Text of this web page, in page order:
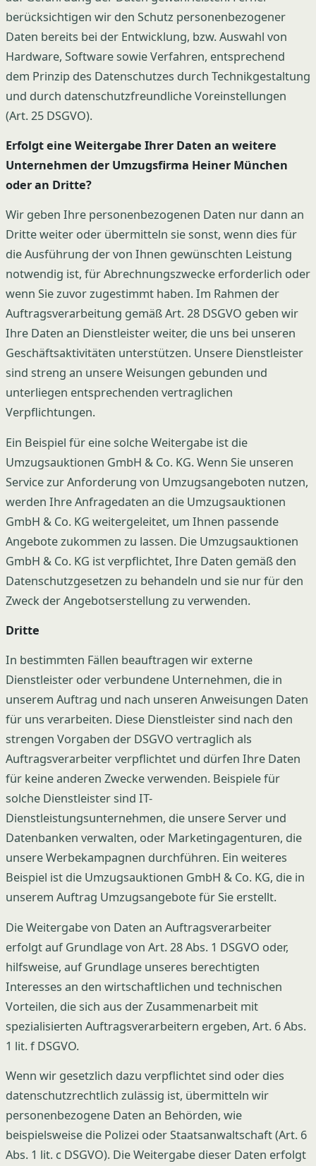
berücksichtigen wir den Schutz personenbezogener
Daten bereits bei der Entwicklung, bzw. Auswahl von
Hardware, Software sowie Verfahren, entsprechend
dem Prinzip des Datenschutzes durch Technikgestaltung
und durch datenschutzfreundliche Voreinstellungen
(Art. 25 DSGVO).
Erfolgt eine Weitergabe Ihrer Daten an weitere
Unternehmen der Umzugsfirma Heiner München
oder an Dritte?
Wir geben Ihre personenbezogenen Daten nur dann an
Dritte weiter oder übermitteln sie sonst, wenn dies für
die Ausführung der von Ihnen gewünschten Leistung
notwendig ist, für Abrechnungszwecke erforderlich oder
wenn Sie zuvor zugestimmt haben. Im Rahmen der
Auftragsverarbeitung gemäß Art. 28 DSGVO geben wir
Ihre Daten an Dienstleister weiter, die uns bei unseren
Geschäftsaktivitäten unterstützen. Unsere Dienstleister
sind streng an unsere Weisungen gebunden und
unterliegen entsprechenden vertraglichen
Verpflichtungen.
Ein Beispiel für eine solche Weitergabe ist die
Umzugsauktionen GmbH & Co. KG. Wenn Sie unseren
Service zur Anforderung von Umzugsangeboten nutzen,
werden Ihre Anfragedaten an die Umzugsauktionen
GmbH & Co. KG weitergeleitet, um Ihnen passende
Angebote zukommen zu lassen. Die Umzugsauktionen
GmbH & Co. KG ist verpflichtet, Ihre Daten gemäß den
Datenschutzgesetzen zu behandeln und sie nur für den
Zweck der Angebotserstellung zu verwenden.
Dritte
In bestimmten Fällen beauftragen wir externe
Dienstleister oder verbundene Unternehmen, die in
unserem Auftrag und nach unseren Anweisungen Daten
für uns verarbeiten. Diese Dienstleister sind nach den
strengen Vorgaben der DSGVO vertraglich als
Auftragsverarbeiter verpflichtet und dürfen Ihre Daten
für keine anderen Zwecke verwenden. Beispiele für
solche Dienstleister sind IT-
Dienstleistungsunternehmen, die unsere Server und
Datenbanken verwalten, oder Marketingagenturen, die
unsere Werbekampagnen durchführen. Ein weiteres
Beispiel ist die Umzugsauktionen GmbH & Co. KG, die in
unserem Auftrag Umzugsangebote für Sie erstellt.
Die Weitergabe von Daten an Auftragsverarbeiter
erfolgt auf Grundlage von Art. 28 Abs. 1 DSGVO oder,
hilfsweise, auf Grundlage unseres berechtigten
Interesses an den wirtschaftlichen und technischen
Vorteilen, die sich aus der Zusammenarbeit mit
spezialisierten Auftragsverarbeitern ergeben, Art. 6 Abs.
1 lit. f DSGVO.
Wenn wir gesetzlich dazu verpflichtet sind oder dies
datenschutzrechtlich zulässig ist, übermitteln wir
personenbezogene Daten an Behörden, wie
beispielsweise die Polizei oder Staatsanwaltschaft (Art. 6
Abs. 1 lit. c DSGVO). Die Weitergabe dieser Daten erfolgt